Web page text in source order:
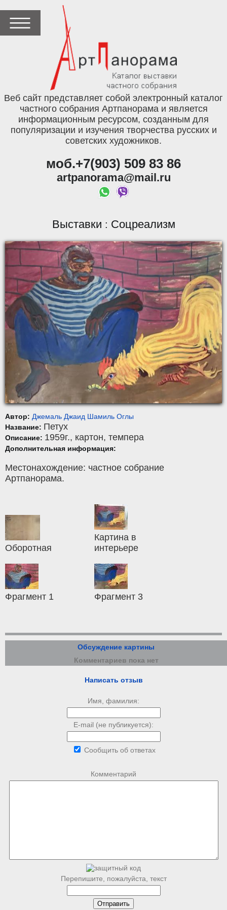
Веб сайт представляет собой электронный каталог
частного собрания Артпанорама и является
информационным ресурсом, созданным для
популяризации и изучения творчества русских и
советских художников.
моб.+7(903) 509 83 86
artpanorama@mail.ru
Выставки : Соцреализм
Автор: Джемаль Джаид Шамиль Оглы
Название: Петух
Описание: 1959г., картон, темпера
Дополнительная информация:
Местонахождение: частное собрание
Артпанорама.
Оборотная
Картина в
интерьере
Фрагмент 1 Фрагмент 3
Обсуждение картины
Комментариев пока нет
Написать отзыв
Имя, фамилия:
E-mail (не публикуется):
Сообщить об ответах
Комментарий
Перепишите, пожалуйста, текст